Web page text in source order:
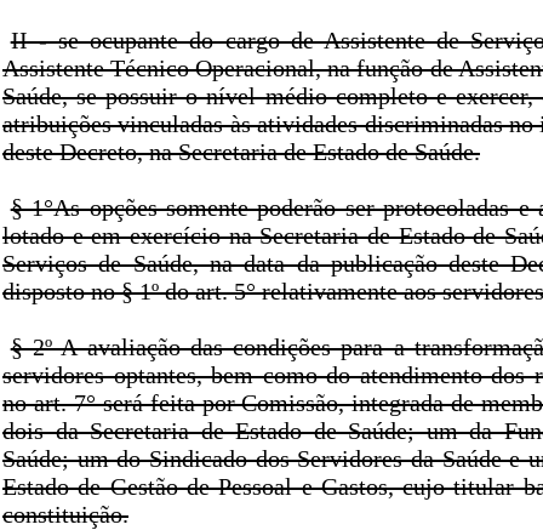
II - se ocupante do cargo de Assistente de
Assistente Técnico Operacional, na função de
Saúde, se possuir o nível médio completo e exercer,
atribuições vinculadas às atividades discriminadas
deste Decreto, na Secretaria de Estado de Saúde.
§ 1°As opções somente poderão ser protocoladas e
lotado e em exercício na Secretaria de Estado de
Serviços de Saúde, na data da publicação deste
disposto no § 1º do art. 5° relativamente aos
§ 2º A avaliação das condições para a
servidores optantes, bem como do atendimento dos
no art. 7° será feita por Comissão, integrada de
dois da Secretaria de Estado de Saúde; um da
Saúde; um do Sindicado dos Servidores da Saúde e
Estado de Gestão de Pessoal e Gastos, cujo titular
constituição.